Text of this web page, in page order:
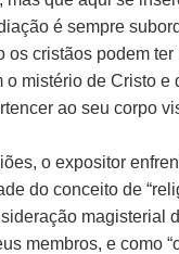
é sempre
os cristãos podem ter
o mistério de Cristo e
ao seu corpo
o expositor
do conceito de
magisterial
membros, e como